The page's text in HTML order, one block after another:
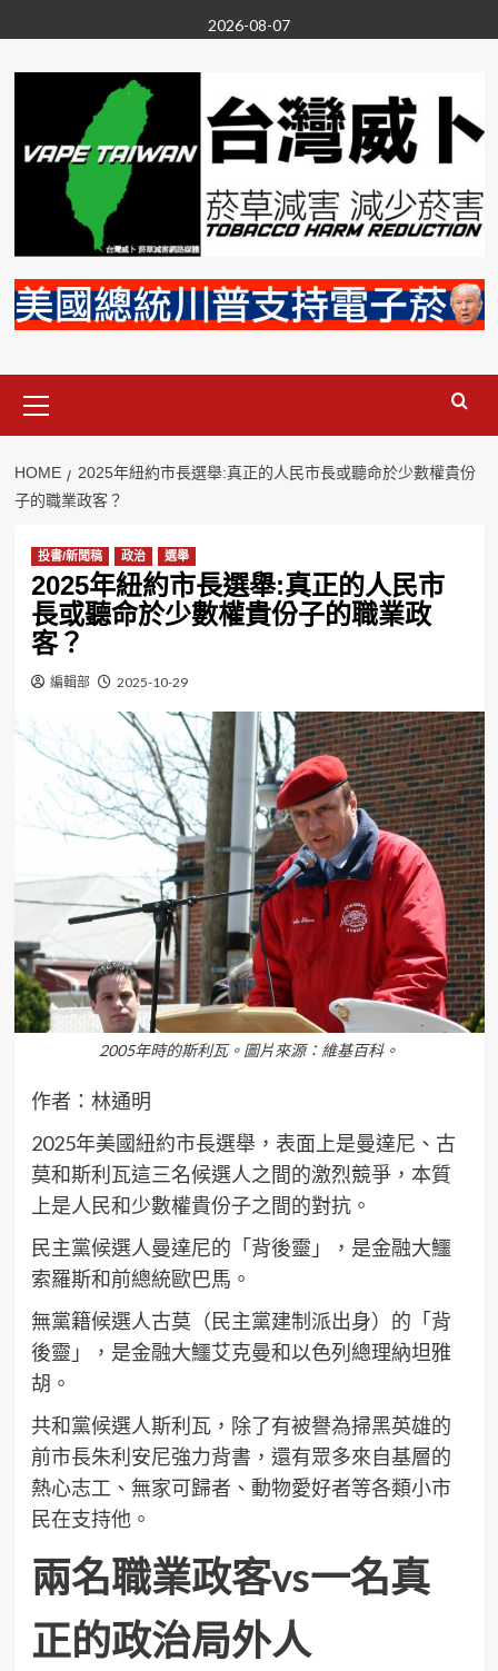
to
content
2026-08-07
Menu
HOME
2025年紐約市長選舉:真正的人民市長或聽命於少數權貴份
子的職業政客？
投書/新聞稿 政治 選舉
2025年紐約市長選舉:真正的人民市
長或聽命於少數權貴份子的職業政
客？
編輯部 2025-10-29
2005年時的斯利瓦。圖片來源：維基百科。
作者：林通明
2025年美國紐約市長選舉，表面上是曼達尼、古
莫和斯利瓦這三名候選人之間的激烈競爭，本質
上是人民和少數權貴份子之間的對抗。
民主黨候選人曼達尼的「背後靈」，是金融大鱷
索羅斯和前總統歐巴馬。
無黨籍候選人古莫（民主黨建制派出身）的「背
後靈」，是金融大鱷艾克曼和以色列總理納坦雅
胡。
共和黨候選人斯利瓦，除了有被譽為掃黑英雄的
前市長朱利安尼強力背書，還有眾多來自基層的
熱心志工、無家可歸者、動物愛好者等各類小市
民在支持他。
兩名職業政客vs一名真
正的政治局外人